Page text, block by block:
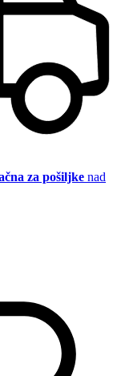
za pošiljke nad